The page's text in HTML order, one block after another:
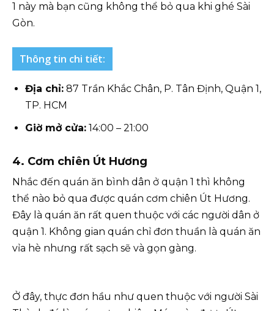
1 này mà bạn cũng không thể bỏ qua khi ghé Sài
Gòn.
Thông tin chi tiết:
Địa chỉ: 87 Trần Khắc Chân, P. Tân Định, Quận 1,
TP. HCM
Giờ mở cửa: 14:00 – 21:00
4. Cơm chiên Út Hương
Nhắc đến quán ăn bình dân ở quận 1 thì không
thể nào bỏ qua được quán cơm chiên Út Hương.
Đây là quán ăn rất quen thuộc với các người dân ở
quận 1. Không gian quán chỉ đơn thuần là quán ăn
vỉa hè nhưng rất sạch sẽ và gọn gàng.
Ở đây, thực đơn hầu như quen thuộc với người Sài